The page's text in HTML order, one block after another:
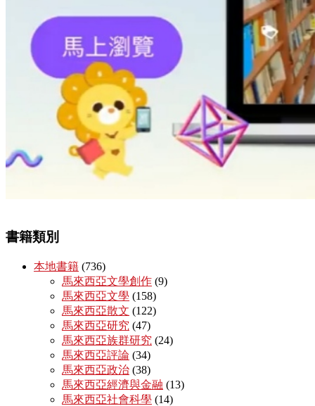
書籍類別
本地書籍 (736)
馬來西亞文學創作 (9)
馬來西亞文學 (158)
馬來西亞散文 (122)
馬來西亞研究 (47)
馬來西亞族群研究 (24)
馬來西亞評論 (34)
馬來西亞政治 (38)
馬來西亞經濟與金融 (13)
馬來西亞社會科學 (14)